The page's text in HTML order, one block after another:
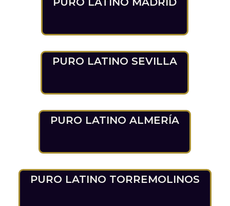
PURO LATINO SEVILLA
PURO LATINO ALMERÍA
PURO LATINO TORREMOLINOS